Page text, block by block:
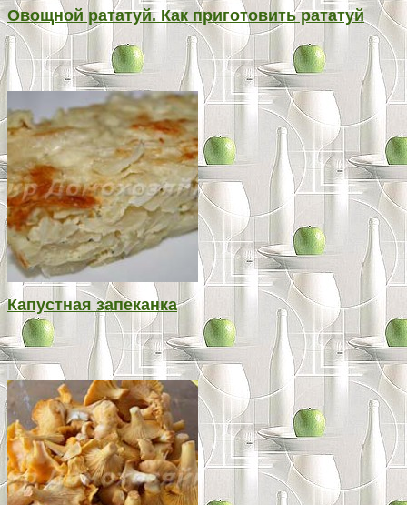
Овощной рататуй. Как приготовить рататуй
Капустная запеканка